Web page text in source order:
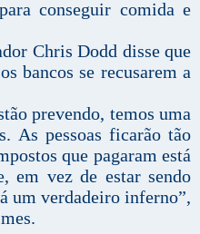
conseguir comida e
Chris Dodd disse que
bancos se recusarem a
prevendo, temos uma
As pessoas ficarão tão
que pagaram está
em vez de estar sendo
um verdadeiro inferno”,